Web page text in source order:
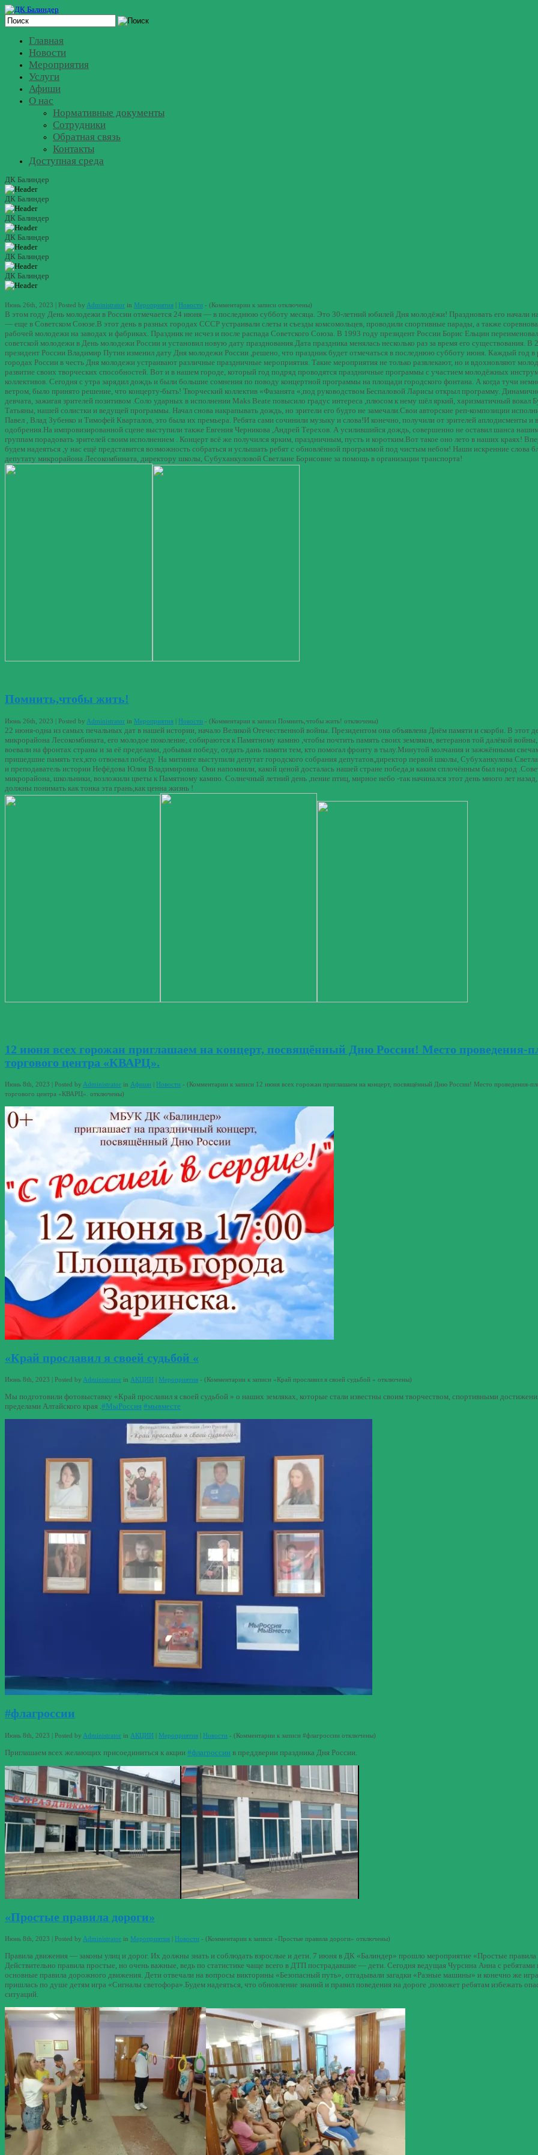
Главная
Новости
Мероприятия
Услуги
Афиши
О нас
Нормативные документы
Сотрудники
Обратная связь
Контакты
Доступная среда
ДК Балиндер
ДК Балиндер
ДК Балиндер
ДК Балиндер
ДК Балиндер
ДК Балиндер
Июнь 26th, 2023 | Posted by Administrator in Мероприятия | Новости - (Комментарии к записи отключены)
В этом году День молодежи в России отмечается 24 июня — в последнюю субботу месяца. Это 30-летний юбилей Дня молодёжи! Праздновать его начали
— еще в Советском Союзе.В этот день в разных городах СССР устраивали слеты и съезды комсомольцев, проводили спортивные парады, а также
рабочей молодежи на заводах и фабриках. Праздник не исчез и после распада Советского Союза. В 1993 году президент России Борис Ельцин
советской молодежи в День молодежи России и установил новую дату празднования.Дата праздника менялась несколько раз за время его существования. В
президент России Владимир Путин изменил дату Дня молодежи России ,решено, что праздник будет отмечаться в последнюю субботу июня. Каждый год в
городах России в честь Дня молодежи устраивают различные праздничные мероприятия. Такие мероприятия не только развлекают, но и вдохновляют
развитие своих творческих способностей. Вот и в нашем городе, который год подряд проводятся праздничные программы с участием молодёжных
коллективов. Сегодня с утра зарядил дождь и были большие сомнения по поводу концертной программы на площади городского фонтана. А когда тучи
ветром, было принято решение, что концерту-быть! Творческий коллектив «Фазанята «,под руководством Беспаловой Ларисы открыл программу.
девчата, зажигая зрителей позитивом .Соло ударных в исполнении Мaks Beate повысило градус интереса ,плюсом к нему шёл яркий, харизматичный вокал
Татьяны, нашей солистки и ведущей программы. Начал снова накрапывать дождь, но зрители его будто не замечали.Свои авторские реп-композиции
Павел , Влад Зубенко и Тимофей Кварталов, это была их премьера. Ребята сами сочинили музыку и слова!И конечно, получили от зрителей аплодисменты и
одобрения.На импровизированной сцене выступили также Евгения Черникова ,Андрей Терехов. А усилившийся дождь, совершенно не оставил шанса
группам порадовать зрителей своим исполнением . Концерт всё же получился ярким, праздничным, пусть и коротким.Вот такое оно лето в наших краях!
будем надеяться ,у нас ещё представится возможность собраться и услышать ребят с обновлённой программой под чистым небом! Наши искренние слова
депутату микрорайона Лесокомбината, директору школы, Субуханкуловой Светлане Борисовне за помощь в организации транспорта!
Помнить,чтобы жить!
Июнь 26th, 2023 | Posted by Administrator in Мероприятия | Новости - (Комментарии к записи Помнить,чтобы жить! отключены)
22 июня-одна из самых печальных дат в нашей истории, начало Великой Отечественной войны. Президентом она объявлена Днём памяти и скорби. В этот
микрорайона Лесокомбината, его молодое поколение, собираются к Памятному камню ,чтобы почтить память своих земляков, ветеранов той далёкой
воевали на фронтах страны и за её пределами, добывая победу, отдать дань памяти тем, кто помогал фронту в тылу.Минутой молчания и зажжёнными
пришедшие память тех,кто отвоевал победу. На митинге выступили депутат городского собрания депутатов,директор первой школы, Субуханкулова
и преподаватель истории Нефёдова Юлия Владимировна. Они напомнили, какой ценой досталась нашей стране победа,и каким сплочённым был народ
микрорайона, школьники, возложили цветы к Памятному камню. Солнечный летний день ,пение птиц, мирное небо -так начинался этот день много лет
должны понимать как тонка эта грань,как ценна жизнь !
12 июня всех горожан приглашаем на концерт, посвящённый Дню России! Место проведения-
торгового центра «КВАРЦ».
Июнь 8th, 2023 | Posted by Administrator in Афиши | Новости - (Комментарии к записи 12 июня всех горожан приглашаем на концерт, посвящённый Дню России! Место проведения-
торгового центра «КВАРЦ». отключены)
«Край прославил я своей судьбой «
Июнь 8th, 2023 | Posted by Administrator in АКЦИИ Мероприятия - ( Комментарии к записи «Край прославил я своей судьбой « отключены)
Мы подготовили фотовыставку «Край прославил я своей судьбой » о наших земляках, которые стали известны своим творчеством, спортивными
пределами Алтайского края .#МыРоссия #мывместе
#флагроссии
Июнь 8th, 2023 | Posted by Administrator in АКЦИИ | Мероприятия | Новости - (Комментарии к записи #флагроссии отключены)
Приглашаем всех желающих присоединиться к акции #флагроссии в преддверии праздника Дня России.
«Простые правила дороги»
Июнь 8th, 2023 | Posted by Administrator in Мероприятия | Новости - (Комментарии к записи «Простые правила дороги» отключены)
Правила движения — законы улиц и дорог. Их должны знать и соблюдать взрослые и дети. 7 июня в ДК «Балиндер» прошло мероприятие «Простые правила
Действительно правила простые, но очень важные, ведь по статистике чаще всего в ДТП пострадавшие — дети. Сегодня ведущая Чурсина Анна с ребятами
основные правила дорожного движения. Дети отвечали на вопросы викторины «Безопасный путь», отгадывали загадки «Разные машины» и конечно же
пришлась по душе детям игра «Сигналы светофора».Будем надеяться, что обновление знаний и правил поведения на дороге ,поможет ребятам избежать
ситуаций.